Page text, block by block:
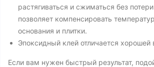
растягиваться и сжиматься без
позволяет компенсировать
основания и плитки.
Эпоксидный клей отличается хорошей
Если вам нужен быстрый результат,